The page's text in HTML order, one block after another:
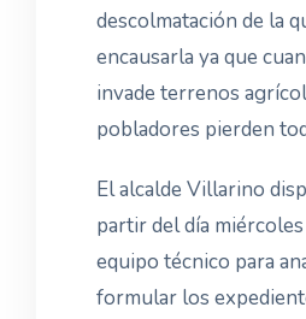
descolmatación de la
encausarla ya que
invade terrenos
pobladores pierden
El alcalde Villarino
partir del día
equipo técnico para
formular los